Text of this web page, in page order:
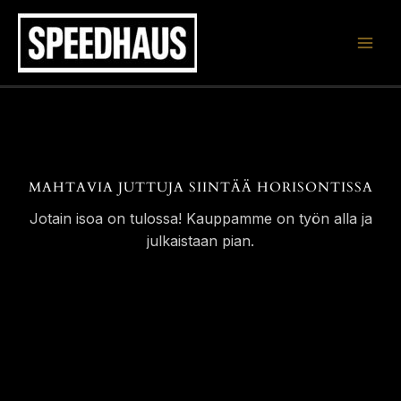
Siirry
sisältöön
MAHTAVIA JUTTUJA SIINTÄÄ HORISONTISSA
Jotain isoa on tulossa! Kauppamme on työn alla ja
julkaistaan pian.